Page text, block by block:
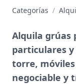
Categorías /
Alquila grúas
particulares y
torre,
negociable y